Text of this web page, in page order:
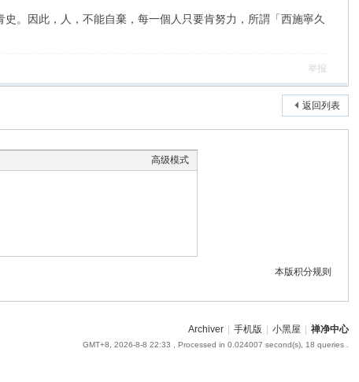
。因此，人，不能自棄，每一個人只要肯努力，所謂「西施寧久
举报
返回列表
高级模式
本版积分规则
Archiver 手机版 小黑屋 禅净中心
GMT+8, 2026-8-8 22:33 , Processed in 0.024007 second(s), 18 queries .